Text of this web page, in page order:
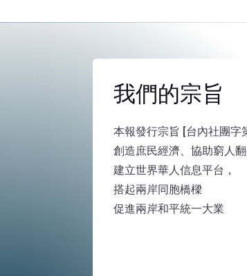
我們的宗旨
本報發行宗旨 [台內社團
創造庶民經濟、協助窮人
建立世界華人信息平台，
搭起兩岸同胞橋樑
促進兩岸和平統一大業